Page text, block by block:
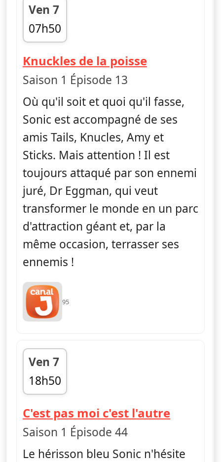
Ven 7
07h50
fin 08h05
Knuckles de la poisse— Sonic
Saison 1 Épisode 13
Où qu'il soit et quoi qu'il fasse,
Sonic est accompagné de ses
amis Tails, Knucles, Amy et
Sticks. Mais attention ! Il est
toujours attaqué par son ennemi
juré, Dr Eggman, qui veut
transformer le monde en un parc
d'attraction géant et, par la
même occasion, terrasser ses
ennemis !
95
Ven 7
18h50
fin 19h00
C'est pas moi c'est l'autre— Sonic
Saison 1 Épisode 44
Le hérisson bleu Sonic n'hésite